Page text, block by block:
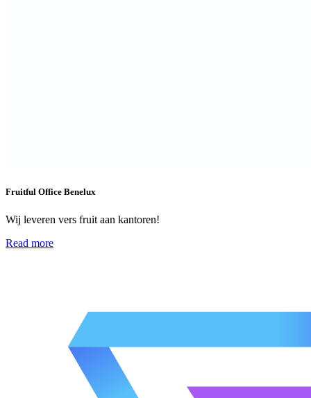
Fruitful Office Benelux
Wij leveren vers fruit aan kantoren!
Read more